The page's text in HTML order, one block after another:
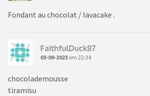
Fondant au chocolat / lavacake .
FaithfulDuck87
03-09-2023 om 22:34
chocolademousse
tiramisu